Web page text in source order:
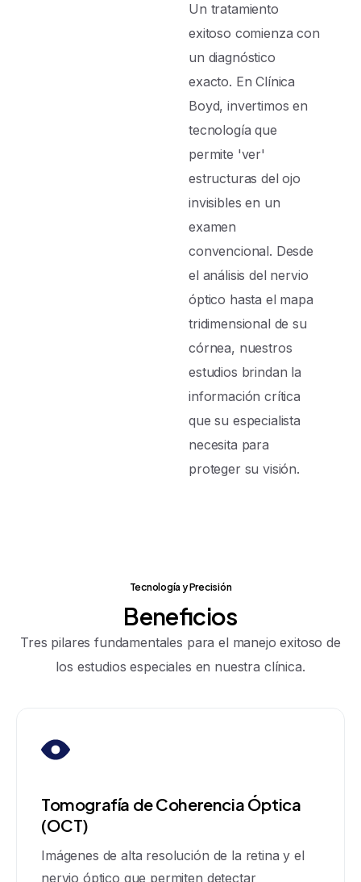
Un tratamiento
exitoso comienza con
un diagnóstico
exacto. En Clínica
Boyd, invertimos en
tecnología que
permite 'ver'
estructuras del ojo
invisibles en un
examen
convencional. Desde
el análisis del nervio
óptico hasta el mapa
tridimensional de su
córnea, nuestros
estudios brindan la
información crítica
que su especialista
necesita para
proteger su visión.
Tecnología y Precisión
Beneficios
Tres pilares fundamentales para el manejo exitoso de
los estudios especiales en nuestra clínica.
Tomografía de Coherencia Óptica
(OCT)
Imágenes de alta resolución de la retina y el
nervio óptico que permiten detectar